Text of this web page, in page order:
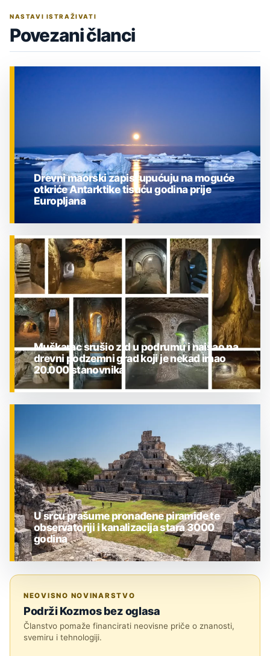
NASTAVI ISTRAŽIVATI
Povezani članci
ZNANOST
Drevni maorski zapisi upućuju na moguće
otkriće Antarktike tisuću godina prije
Europljana
Muškarac srušio zid u podrumu i naišao na
drevni podzemni grad koji je nekad imao
20.000 stanovnika
U srcu prašume pronađene piramide te
observatoriji i kanalizacija stara 3000
godina
NEOVISNO NOVINARSTVO
Podrži Kozmos bez oglasa
Članstvo pomaže financirati neovisne priče o znanosti,
svemiru i tehnologiji.